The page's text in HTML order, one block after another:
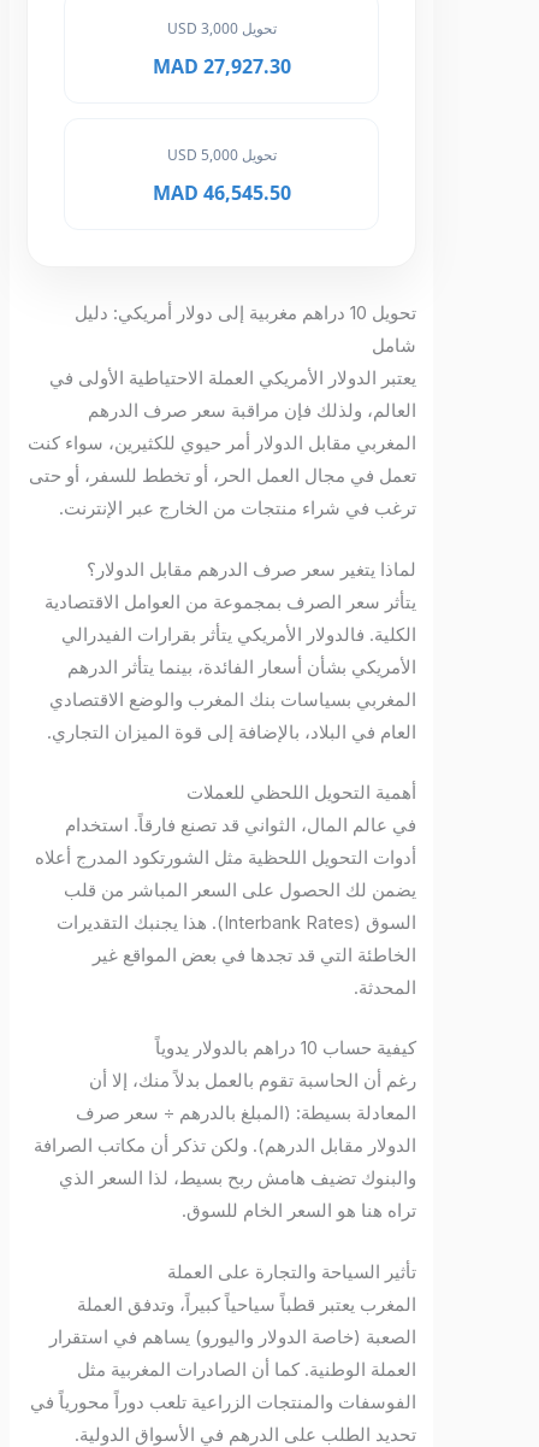
تحويل 3,000 USD
27,927.30 MAD
تحويل 5,000 USD
46,545.50 MAD
تحويل 10 دراهم مغربية إلى دولار أمريكي: دليل
شامل
يعتبر الدولار الأمريكي العملة الاحتياطية الأولى في
العالم، ولذلك فإن مراقبة سعر صرف الدرهم
المغربي مقابل الدولار أمر حيوي للكثيرين، سواء كنت
تعمل في مجال العمل الحر، أو تخطط للسفر، أو حتى
ترغب في شراء منتجات من الخارج عبر الإنترنت.
لماذا يتغير سعر صرف الدرهم مقابل الدولار؟
يتأثر سعر الصرف بمجموعة من العوامل الاقتصادية
الكلية. فالدولار الأمريكي يتأثر بقرارات الفيدرالي
الأمريكي بشأن أسعار الفائدة، بينما يتأثر الدرهم
المغربي بسياسات بنك المغرب والوضع الاقتصادي
العام في البلاد، بالإضافة إلى قوة الميزان التجاري.
أهمية التحويل اللحظي للعملات
في عالم المال، الثواني قد تصنع فارقاً. استخدام
أدوات التحويل اللحظية مثل الشورتكود المدرج أعلاه
يضمن لك الحصول على السعر المباشر من قلب
السوق (Interbank Rates). هذا يجنبك التقديرات
الخاطئة التي قد تجدها في بعض المواقع غير
المحدثة.
كيفية حساب 10 دراهم بالدولار يدوياً
رغم أن الحاسبة تقوم بالعمل بدلاً منك، إلا أن
المعادلة بسيطة: (المبلغ بالدرهم ÷ سعر صرف
الدولار مقابل الدرهم). ولكن تذكر أن مكاتب الصرافة
والبنوك تضيف هامش ربح بسيط، لذا السعر الذي
تراه هنا هو السعر الخام للسوق.
تأثير السياحة والتجارة على العملة
المغرب يعتبر قطباً سياحياً كبيراً، وتدفق العملة
الصعبة (خاصة الدولار واليورو) يساهم في استقرار
العملة الوطنية. كما أن الصادرات المغربية مثل
الفوسفات والمنتجات الزراعية تلعب دوراً محورياً في
تحديد الطلب على الدرهم في الأسواق الدولية.